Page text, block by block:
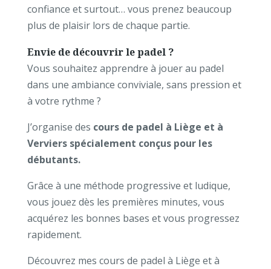
confiance et surtout… vous prenez beaucoup
plus de plaisir lors de chaque partie.
Envie de découvrir le padel ?
Vous souhaitez apprendre à jouer au padel
dans une ambiance conviviale, sans pression et
à votre rythme ?
J’organise des cours de padel à Liège et à
Verviers spécialement conçus pour les
débutants.
Grâce à une méthode progressive et ludique,
vous jouez dès les premières minutes, vous
acquérez les bonnes bases et vous progressez
rapidement.
Découvrez mes cours de padel à Liège et à